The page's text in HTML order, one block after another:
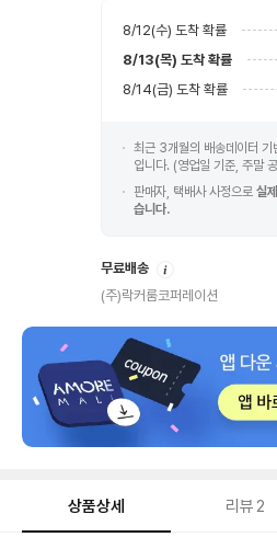
8/12(수) 도착 확률
8/13(목) 도착 확률
8/14(금) 도착 확률
최근 3개월의 배송데이터 기
입니다. (영업일 기준, 주말
판매자, 택배사 사정으로 실
습니다.
무료배송
(주)락커룸코퍼레이션
상품상세 리뷰2